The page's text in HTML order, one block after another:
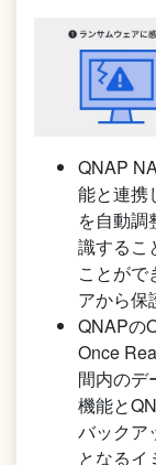
QNAP
能と連携
を自動調
識するこ
ことがで
アから保
QNAPの
Once
間内のデ
機能と
バックア
となるイ